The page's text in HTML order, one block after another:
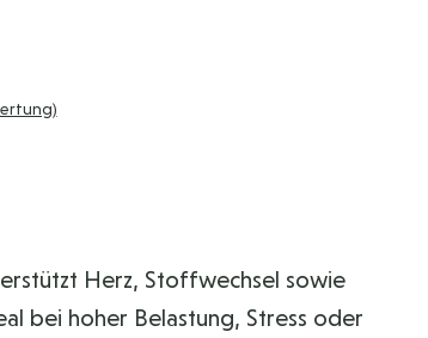
Herz, Stoffwechsel sowie
bei hoher Belastung, Stress oder